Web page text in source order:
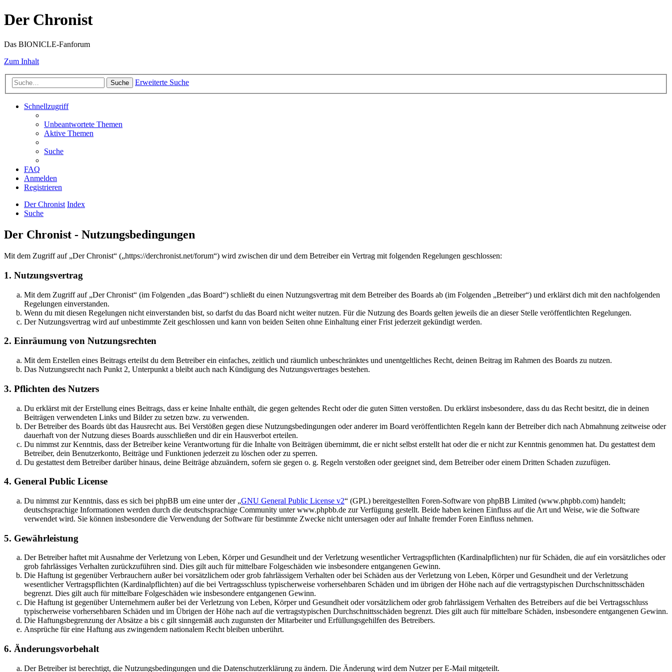
Der Chronist
Das BIONICLE-Fanforum
Zum Inhalt
Suche Erweiterte Suche
Schnellzugriff
Unbeantwortete Themen
Aktive Themen
Suche
FAQ
Anmelden
Registrieren
Der Chronist Index
Suche
Der Chronist - Nutzungsbedingungen
Mit dem Zugriff auf „Der Chronist“ („https://derchronist.net/forum“) wird zwischen dir und dem Betreiber ein Vertrag mit folgenden Regelungen geschlossen:
1. Nutzungsvertrag
Mit dem Zugriff auf „Der Chronist“ (im Folgenden „das Board“) schließt du einen Nutzungsvertrag mit dem Betreiber des Boards ab (im Folgenden „Betreiber“) und erklärst dich mit den nachfolgenden
Regelungen einverstanden.
Wenn du mit diesen Regelungen nicht einverstanden bist, so darfst du das Board nicht weiter nutzen. Für die Nutzung des Boards gelten jeweils die an dieser Stelle veröffentlichten Regelungen.
Der Nutzungsvertrag wird auf unbestimmte Zeit geschlossen und kann von beiden Seiten ohne Einhaltung einer Frist jederzeit gekündigt werden.
2. Einräumung von Nutzungsrechten
Mit dem Erstellen eines Beitrags erteilst du dem Betreiber ein einfaches, zeitlich und räumlich unbeschränktes und unentgeltliches Recht, deinen Beitrag im Rahmen des Boards zu nutzen.
Das Nutzungsrecht nach Punkt 2, Unterpunkt a bleibt auch nach Kündigung des Nutzungsvertrages bestehen.
3. Pflichten des Nutzers
Du erklärst mit der Erstellung eines Beitrags, dass er keine Inhalte enthält, die gegen geltendes Recht oder die guten Sitten verstoßen. Du erklärst insbesondere, dass du das Recht besitzt, die in deinen
Beiträgen verwendeten Links und Bilder zu setzen bzw. zu verwenden.
Der Betreiber des Boards übt das Hausrecht aus. Bei Verstößen gegen diese Nutzungsbedingungen oder anderer im Board veröffentlichten Regeln kann der Betreiber dich nach Abmahnung zeitweise oder
dauerhaft von der Nutzung dieses Boards ausschließen und dir ein Hausverbot erteilen.
Du nimmst zur Kenntnis, dass der Betreiber keine Verantwortung für die Inhalte von Beiträgen übernimmt, die er nicht selbst erstellt hat oder die er nicht zur Kenntnis genommen hat. Du gestattest dem
Betreiber, dein Benutzerkonto, Beiträge und Funktionen jederzeit zu löschen oder zu sperren.
Du gestattest dem Betreiber darüber hinaus, deine Beiträge abzuändern, sofern sie gegen o. g. Regeln verstoßen oder geeignet sind, dem Betreiber oder einem Dritten Schaden zuzufügen.
4. General Public License
Du nimmst zur Kenntnis, dass es sich bei phpBB um eine unter der „GNU General Public License v2“ (GPL) bereitgestellten Foren-Software von phpBB Limited (www.phpbb.com) handelt;
deutschsprachige Informationen werden durch die deutschsprachige Community unter www.phpbb.de zur Verfügung gestellt. Beide haben keinen Einfluss auf die Art und Weise, wie die Software
verwendet wird. Sie können insbesondere die Verwendung der Software für bestimmte Zwecke nicht untersagen oder auf Inhalte fremder Foren Einfluss nehmen.
5. Gewährleistung
Der Betreiber haftet mit Ausnahme der Verletzung von Leben, Körper und Gesundheit und der Verletzung wesentlicher Vertragspflichten (Kardinalpflichten) nur für Schäden, die auf ein vorsätzliches oder
grob fahrlässiges Verhalten zurückzuführen sind. Dies gilt auch für mittelbare Folgeschäden wie insbesondere entgangenen Gewinn.
Die Haftung ist gegenüber Verbrauchern außer bei vorsätzlichem oder grob fahrlässigem Verhalten oder bei Schäden aus der Verletzung von Leben, Körper und Gesundheit und der Verletzung
wesentlicher Vertragspflichten (Kardinalpflichten) auf die bei Vertragsschluss typischerweise vorhersehbaren Schäden und im übrigen der Höhe nach auf die vertragstypischen Durchschnittsschäden
begrenzt. Dies gilt auch für mittelbare Folgeschäden wie insbesondere entgangenen Gewinn.
Die Haftung ist gegenüber Unternehmern außer bei der Verletzung von Leben, Körper und Gesundheit oder vorsätzlichem oder grob fahrlässigem Verhalten des Betreibers auf die bei Vertragsschluss
typischerweise vorhersehbaren Schäden und im Übrigen der Höhe nach auf die vertragstypischen Durchschnittsschäden begrenzt. Dies gilt auch für mittelbare Schäden, insbesondere entgangenen Gewinn.
Die Haftungsbegrenzung der Absätze a bis c gilt sinngemäß auch zugunsten der Mitarbeiter und Erfüllungsgehilfen des Betreibers.
Ansprüche für eine Haftung aus zwingendem nationalem Recht bleiben unberührt.
6. Änderungsvorbehalt
Der Betreiber ist berechtigt, die Nutzungsbedingungen und die Datenschutzerklärung zu ändern. Die Änderung wird dem Nutzer per E-Mail mitgeteilt.